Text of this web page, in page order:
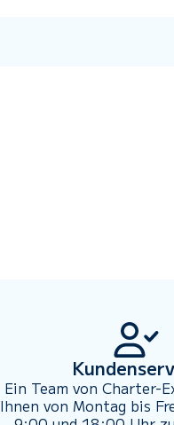
Ein Team von Charter-
Ihnen von Montag bis